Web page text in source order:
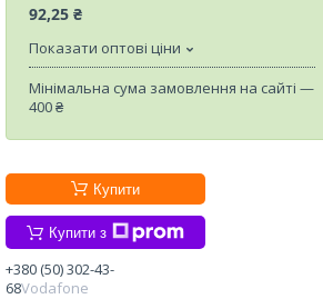
92,25 ₴
Показати оптові ціни
Мінімальна сума замовлення на сайті —
400 ₴
Купити
Купити з
+380 (50) 302-43-
68Vodafone